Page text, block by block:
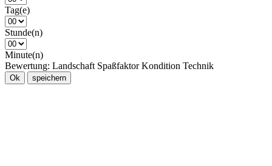
Tag(e)
Stunde(n)
Minute(n)
Bewertung: Landschaft Spaßfaktor Kondition Technik
Ok speichern